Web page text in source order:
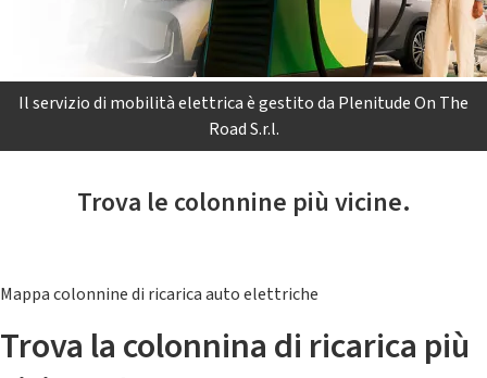
Il servizio di mobilità elettrica è gestito da Plenitude On The
Road S.r.l.
Trova le colonnine più vicine.
Mappa colonnine di ricarica auto elettriche
Trova la colonnina di ricarica più